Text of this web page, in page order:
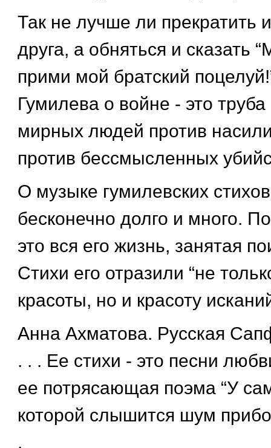
Так не лучше ли прекратить
друга, а обняться и сказать
прими мой братский
Гумилева о войне - это труба
мирных людей против
против бессмысленных
О музыке гумилевских
бесконечно долго и много.
это вся его жизнь, занятая
Стихи его отразили “не
красоты, но и красоту
Анна Ахматова. Русская
. . . Ее стихи - это песни
ее потрясающая поэма “У
которой слышится шум
.